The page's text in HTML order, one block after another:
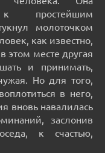
простейшим
молоточком
как известно,
этом месте другая
и принимать,
Но для того,
в него,
вновь навалилась
заслонив
к счастью,